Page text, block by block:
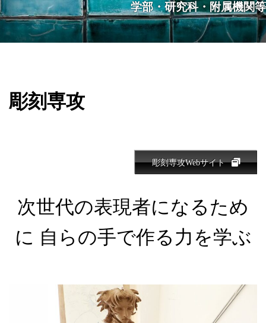
学部・研究科・附属機関等
彫刻専攻
彫刻専攻Webサイト
次世代の表現者になるため
に 自らの手で作る力を学ぶ